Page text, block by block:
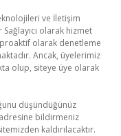
ve İletişim
olarak hizmet
olarak denetleme
Ancak, üyelerimiz
olup, siteye üye olarak
düşündüğünüz
adresine bildirmeniz
kaldırılacaktır.